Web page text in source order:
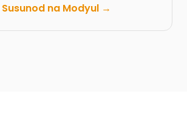
na Modyul →